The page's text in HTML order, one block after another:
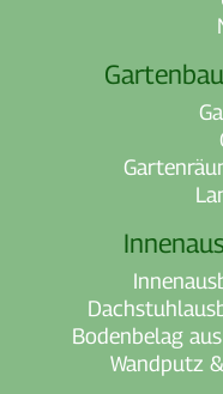
Bodenbelag
Wandputz